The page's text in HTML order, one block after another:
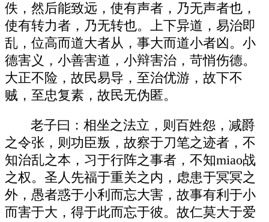
佚，然后能致远，使有声者，乃无声者也，
使有转力者，乃无转也。上下异道，易治即
乱，位高而道大者从，事大而道小者凶。小
德害义，小善害道，小辩害治，苛悄伤德。
大正不险，故民易导，至治优游，故下不
贼，至忠复素，故民无伪匿。
老子曰：相坐之法立，则百姓怨，减爵
之令张，则功臣叛，故察于刀笔之迹者，不
知治乱之本，习于行阵之事者，不知miao战
之权。圣人先福于重关之内，虑患于冥冥之
外，愚者惑于小利而忘大害，故事有利于小
而害于大，得于此而忘于彼。故仁莫大于爱